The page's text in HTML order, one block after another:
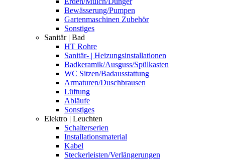
Bewässerung/Pumpen
Gartenmaschinen Zubehör
Sonstiges
Sanitär | Bad
HT Rohre
Sanitär- | Heizungsinstallationen
Badkeramik/Ausguss/Spülkasten
WC Sitzen/Badausstattung
Armaturen/Duschbrausen
Lüftung
Abläufe
Sonstiges
Elektro | Leuchten
Schalterserien
Installationsmaterial
Kabel
Steckerleisten/Verlängerungen